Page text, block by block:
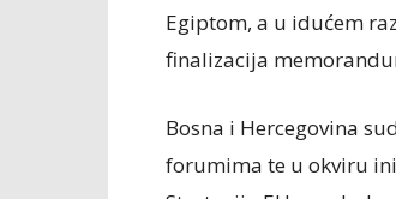
Egiptom, a u idućem
finalizacija
Bosna i Hercegovina
forumima te u okviru